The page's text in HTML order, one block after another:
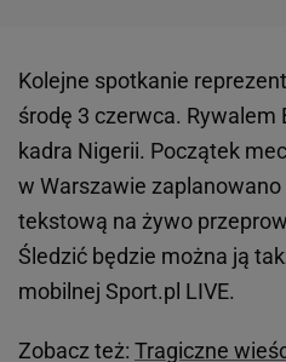
Kolejne spotkanie
środę 3 czerwca. Rywalem
kadra Nigerii. Początek
w Warszawie zaplanowano
tekstową na żywo
Śledzić będzie można ją
mobilnej Sport.pl LIVE.
Zobacz też: Tragiczne